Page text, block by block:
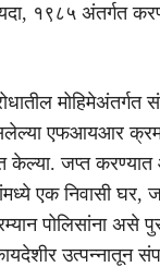
१९८५ अंतर्गत
मोहिमेअंतर्गत
एफआयआर
केल्या. जप्त
एक निवासी घर,
पोलिसांना असे
उत्पन्नातून